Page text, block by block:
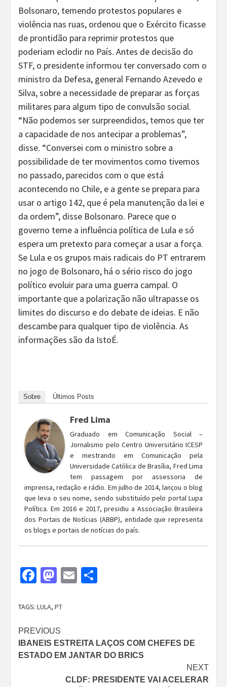
Bolsonaro, temendo protestos populares e
violência nas ruas, ordenou que o Exército ficasse
de prontidão para reprimir protestos que
poderiam eclodir no País. Antes de decisão do
STF, o presidente informou ter conversado com o
ministro da Defesa, general Fernando Azevedo e
Silva, sobre a necessidade de preparar as forças
militares para algum tipo de convulsão social.
“Não podemos ser surpreendidos, temos que ter
a capacidade de nos antecipar a problemas”,
disse. “Conversei com o ministro sobre a
possibilidade de ter movimentos como tivemos
no passado, parecidos com o que está
acontecendo no Chile, e a gente se prepara para
usar o artigo 142, que é pela manutenção da lei e
da ordem”, disse Bolsonaro. Parece que o
governo teme a influência política de Lula e só
espera um pretexto para começar a usar a força.
Se Lula e os grupos mais radicais do PT entrarem
no jogo de Bolsonaro, há o sério risco do jogo
político evoluir para uma guerra campal. O
importante que a polarização não ultrapasse os
limites do discurso e do debate de ideias. E não
descambe para qualquer tipo de violência. As
informações são da IstoÉ.
Sobre Últimos Posts
Fred Lima
Graduado em Comunicação Social –
Jornalismo pelo Centro Universitário ICESP
e mestrando em Comunicação pela
Universidade Católica de Brasília, Fred Lima
tem passagem por assessoria de
imprensa, redação e rádio. Em julho de 2014, lançou o blog
que leva o seu nome, sendo substituído pelo portal Lupa
Política. Em 2016 e 2017, presidiu a Associação Brasileira
dos Portais de Notícias (ABBP), entidade que representa
os blogs e portais de notícias do país.
Facebook
Mastodon
Email
TAGS: LULA, PT
Continue
Reading
PREVIOUS
IBANEIS ESTREITA LAÇOS COM CHEFES DE
ESTADO EM JANTAR DO BRICS
NEXT
CLDF: PRESIDENTE VAI ACELERAR